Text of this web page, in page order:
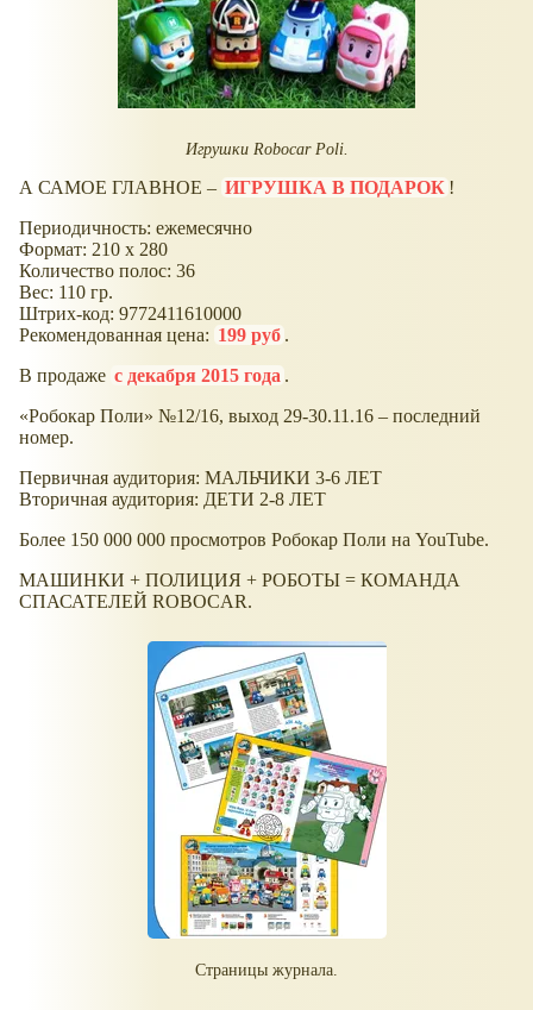
Игрушки Robocar Poli.
А САМОЕ ГЛАВНОЕ – ИГРУШКА В ПОДАРОК !
Периодичность: ежемесячно
Формат: 210 х 280
Количество полос: 36
Вес: 110 гр.
Штрих-код: 9772411610000
Рекомендованная цена: 199 руб .
В продаже с декабря 2015 года .
«Робокар Поли» №12/16, выход 29-30.11.16 – последний
номер.
Первичная аудитория: МАЛЬЧИКИ 3-6 ЛЕТ
Вторичная аудитория: ДЕТИ 2-8 ЛЕТ
Более 150 000 000 просмотров Робокар Поли на YouTubе.
МАШИНКИ + ПОЛИЦИЯ + РОБОТЫ = КОМАНДА
СПАСАТЕЛЕЙ ROBOCAR.
Страницы журнала.